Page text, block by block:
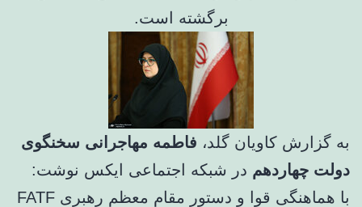
برگشته است.
به گزارش کاویان گلد، فاطمه مهاجرانی سخنگوی
دولت چهاردهم در شبکه اجتماعی ایکس نوشت:
با هماهنگی قوا و دستور مقام معظم رهبری FATF